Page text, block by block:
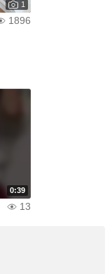
1
1896
0:39
13